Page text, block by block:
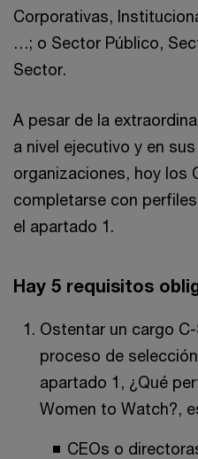
Corporativas,
…; o Sector Público,
Sector.
A pesar de la
a nivel ejecutivo y en
organizaciones, hoy los
completarse con
el apartado 1.
Hay 5 requisitos
Ostentar un cargo
proceso de
apartado 1, ¿Qué
Women to Watch?,
CEOs o